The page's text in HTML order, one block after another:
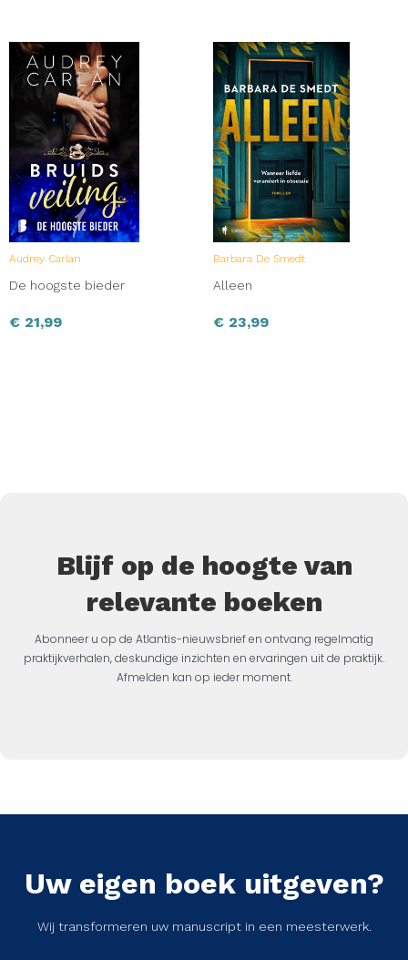
Audrey Carlan
De hoogste bieder
€ 21,99
Barbara De Smedt
Alleen
€ 23,99
Blijf op de hoogte van
relevante boeken
Abonneer u op de Atlantis-nieuwsbrief en ontvang regelmatig
praktijkverhalen, deskundige inzichten en ervaringen uit de praktijk.
Afmelden kan op ieder moment.
Uw eigen boek uitgeven?
Wij transformeren uw manuscript in een meesterwerk.